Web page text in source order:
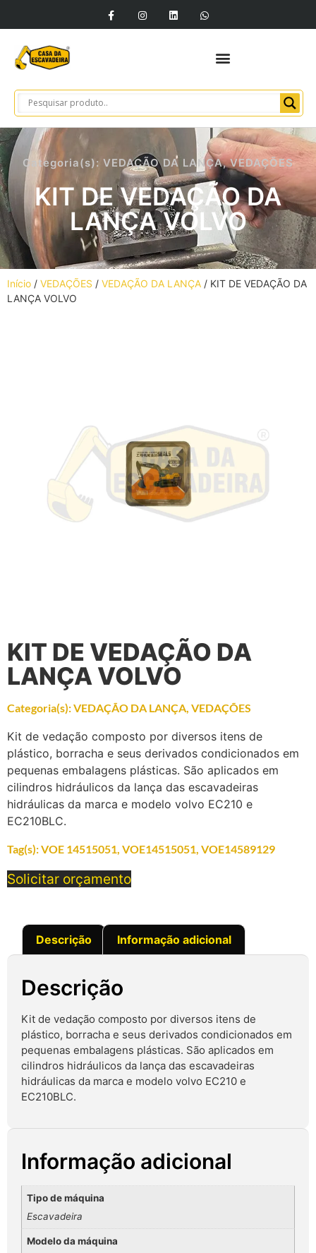
Categoria(s): VEDAÇÃO DA LANÇA,VEDAÇÕES
KIT DE VEDAÇÃO DA
LANÇA VOLVO
Início / VEDAÇÕES / VEDAÇÃO DA LANÇA / KIT DE VEDAÇÃO DA
LANÇA VOLVO
KIT DE VEDAÇÃO DA
LANÇA VOLVO
Categoria(s):VEDAÇÃO DA LANÇA, VEDAÇÕES
Kit de vedação composto por diversos itens de
plástico, borracha e seus derivados condicionados em
pequenas embalagens plásticas. São aplicados em
cilindros hidráulicos da lança das escavadeiras
hidráulicas da marca e modelo volvo EC210 e
EC210BLC.
Tag(s):VOE 14515051, VOE14515051, VOE14589129
Solicitar orçamento
Descrição Informação adicional
Descrição
Kit de vedação composto por diversos itens de
plástico, borracha e seus derivados condicionados em
pequenas embalagens plásticas. São aplicados em
cilindros hidráulicos da lança das escavadeiras
hidráulicas da marca e modelo volvo EC210 e
EC210BLC.
Informação adicional
Tipo de máquina
Escavadeira
Modelo da máquina